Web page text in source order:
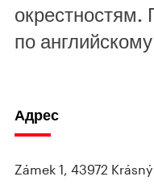
окрестностям.
по
Адрес
Zámek 1, 43972